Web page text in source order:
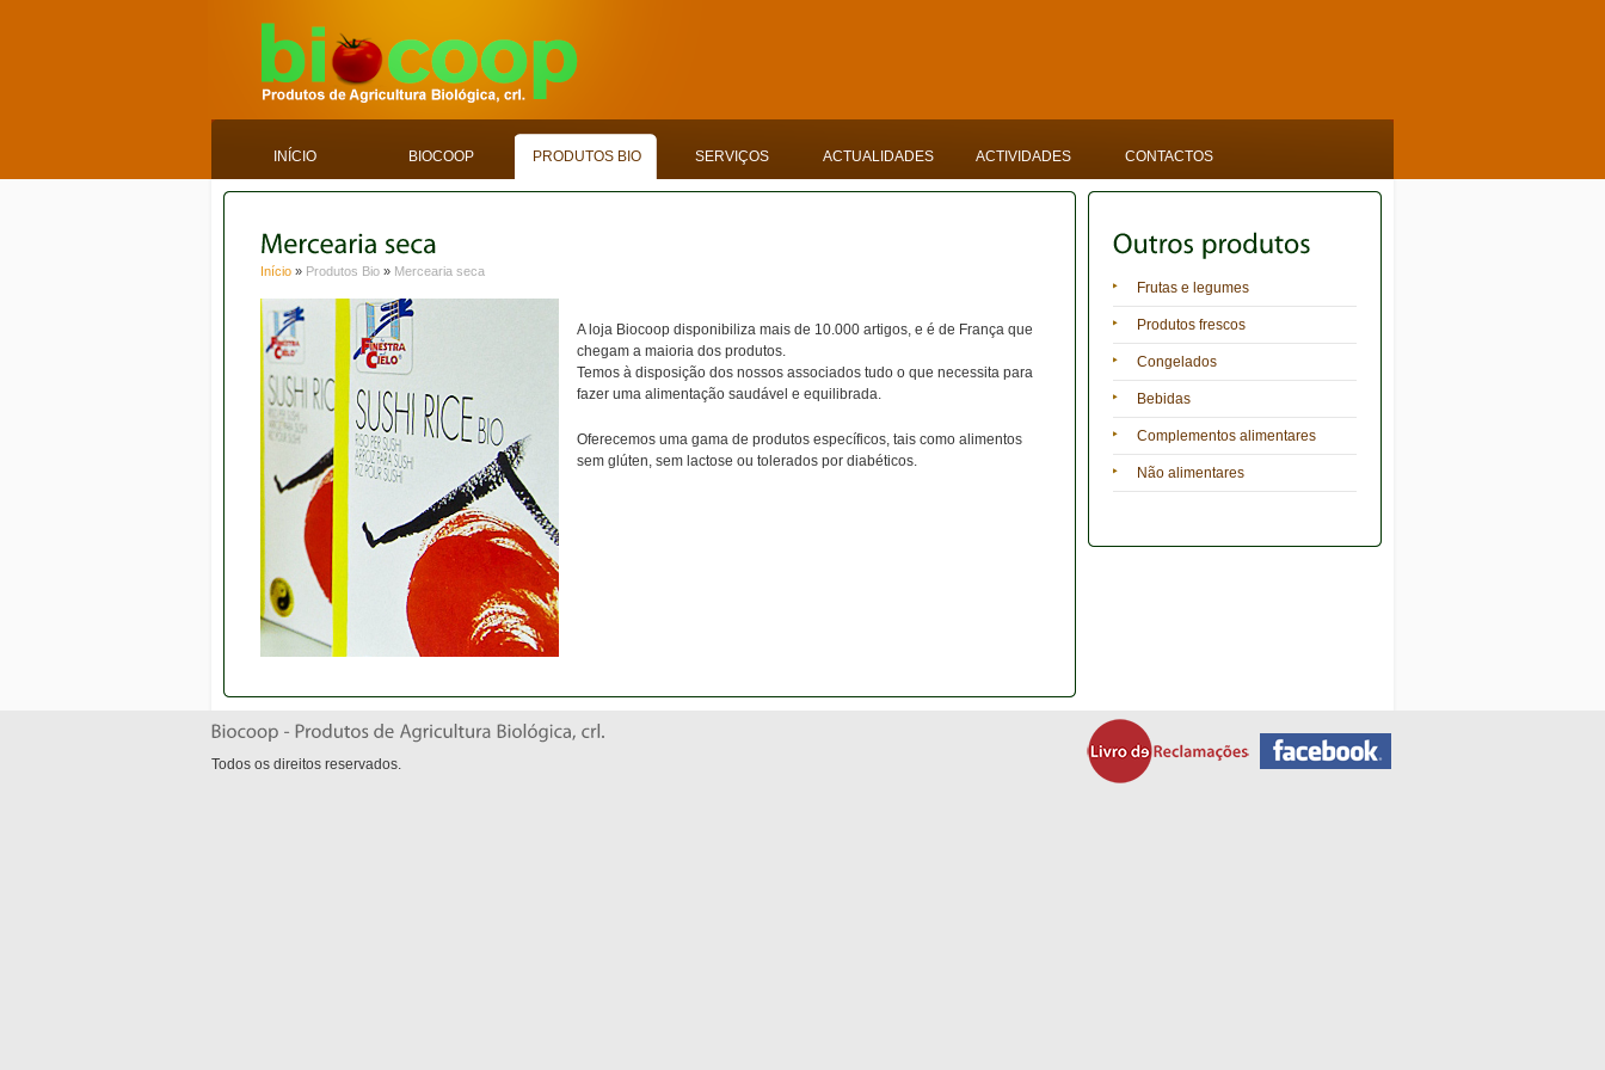
INÍCIO BIOCOOP PRODUTOS BIO SERVIÇOS ACTUALIDADES ACTIVIDADES CONTACTOS
Início » Produtos Bio » Mercearia seca
A loja Biocoop disponibiliza mais de 10.000 artigos, e é de França que
chegam a maioria dos produtos.
Temos à disposição dos nossos associados tudo o que necessita para
fazer uma alimentação saudável e equilibrada.
Oferecemos uma gama de produtos específicos, tais como alimentos
sem glúten, sem lactose ou tolerados por diabéticos.
Frutas e legumes
Produtos frescos
Congelados
Bebidas
Complementos alimentares
Não alimentares
Todos os direitos reservados.